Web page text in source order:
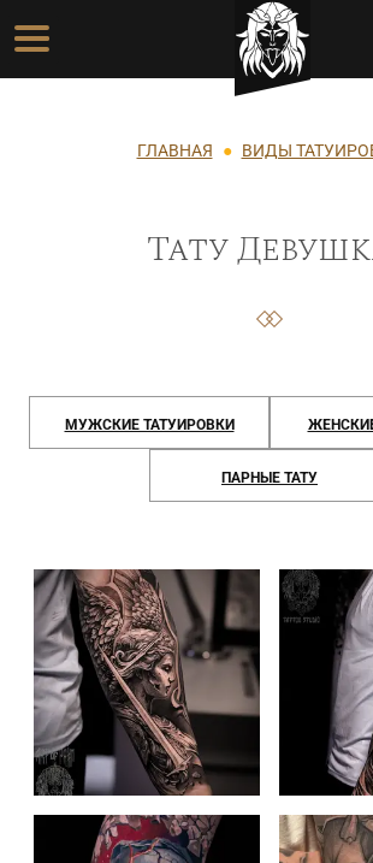
Перейти к основному содержанию
Основная навигация
Строка навигации
ГЛАВНАЯ ВИДЫ
Тату
МУЖСКИЕ ТАТУИРОВКИ
ПАРНЫЕ ТАТУ